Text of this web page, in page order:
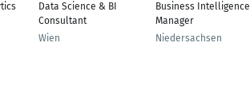
Data Science & BI
Consultant
Wien
Business Intelligence
Manager
Niedersachsen